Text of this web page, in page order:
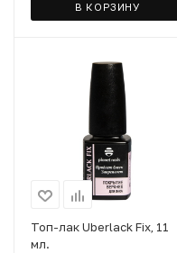
В КОРЗИНУ
Топ-лак Uberlack Fix, 11
мл.